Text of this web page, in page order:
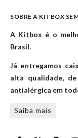
SOBRE A KITBOX
A Kitbox é o
Brasil.
Já entregamos
alta qualidade,
antialérgica em
Saiba mais